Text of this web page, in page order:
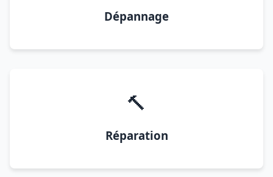
Dépannage
🔨
Réparation